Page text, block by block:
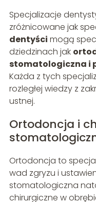
Specjalizacje
zróżnicowane jak
dentyści mogą
dziedzinach jak
stomatologiczna i
Każda z tych
rozległej wiedzy z
ustnej.
Ortodoncja i
Ortodoncja to
wad zgryzu i
stomatologiczna
chirurgiczne w